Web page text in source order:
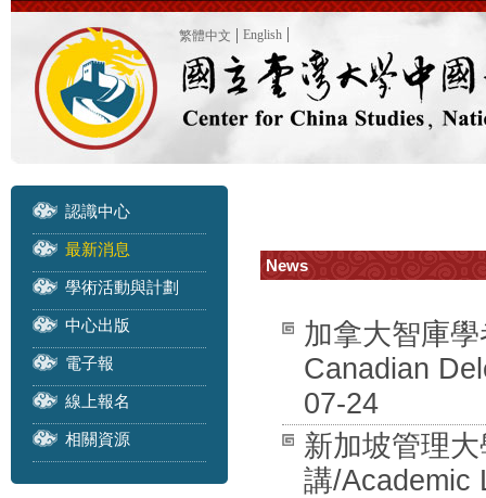
繁體中文 English
認識中心
最新消息
學術活動與計劃
中心出版
電子報
線上報名
相關資源
News
加拿大智庫
Canadian
07-24
新加坡管理
講/Academic